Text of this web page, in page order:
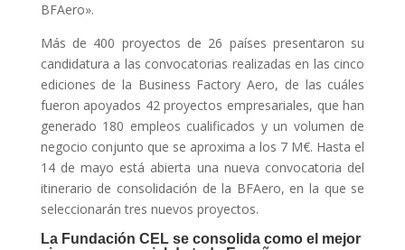
BFAero».
Más de 400 proyectos de 26 países presentaron su
candidatura a las convocatorias realizadas en las cinco
ediciones de la Business Factory Aero, de las cuáles
fueron apoyados 42 proyectos empresariales, que han
generado 180 empleos cualificados y un volumen de
negocio conjunto que se aproxima a los 7 M€. Hasta el
14 de mayo está abierta una nueva convocatoria del
itinerario de consolidación de la BFAero, en la que se
seleccionarán tres nuevos proyectos.
La Fundación CEL se consolida como el mejor